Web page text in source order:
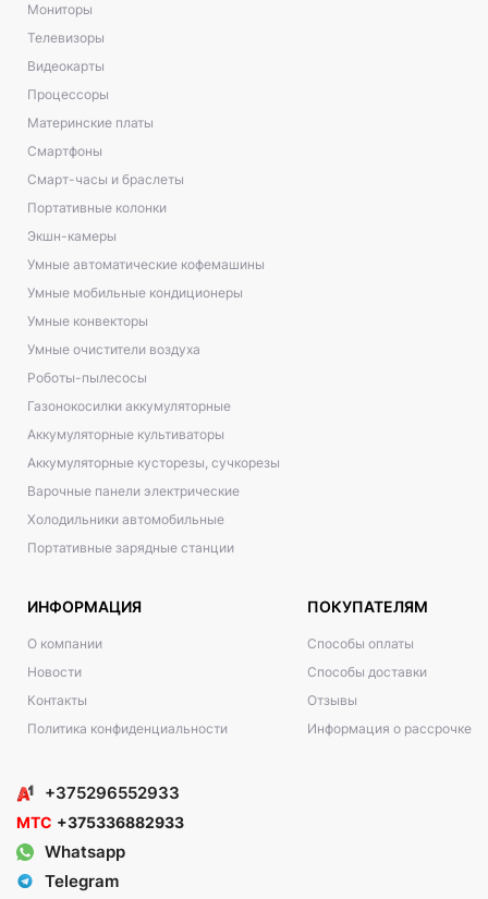
Мониторы
Телевизоры
Видеокарты
Процессоры
Материнские платы
Смартфоны
Смарт-часы и браслеты
Портативные колонки
Экшн-камеры
Умные автоматические кофемашины
Умные мобильные кондиционеры
Умные конвекторы
Умные очистители воздуха
Роботы-пылесосы
Газонокосилки аккумуляторные
Аккумуляторные культиваторы
Аккумуляторные кусторезы, сучкорезы
Варочные панели электрические
Холодильники автомобильные
Портативные зарядные станции
ИНФОРМАЦИЯ
О компании
Новости
Контакты
Политика конфиденциальности
ПОКУПАТЕЛЯМ
Способы оплаты
Способы доставки
Отзывы
Информация о рассрочке
+375296552933
МТС +375336882933
Whatsapp
Telegram